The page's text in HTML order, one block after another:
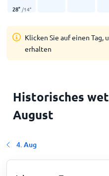
28° /14°
Klicken Sie auf einen
erhalten
Historisches
August
4. Aug